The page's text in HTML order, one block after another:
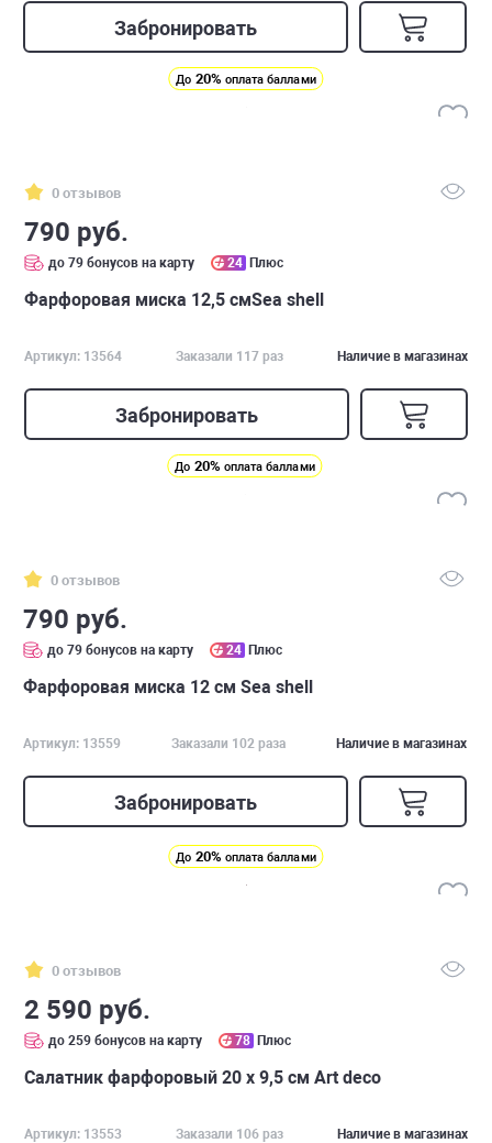
Забронировать
До 20% оплата баллами
0 отзывов
790 руб.
до 79 бонусов на карту 24 Плюс
Фарфоровая миска 12,5 смSea shell
Артикул: 13564 Заказали 117 раз Наличие в магазинах
Забронировать
До 20% оплата баллами
0 отзывов
790 руб.
до 79 бонусов на карту 24 Плюс
Фарфоровая миска 12 см Sea shell
Артикул: 13559 Заказали 102 раза Наличие в магазинах
Забронировать
До 20% оплата баллами
0 отзывов
2 590 руб.
до 259 бонусов на карту 78 Плюс
Салатник фарфоровый 20 х 9,5 см Art deco
Артикул: 13553 Заказали 106 раз Наличие в магазинах